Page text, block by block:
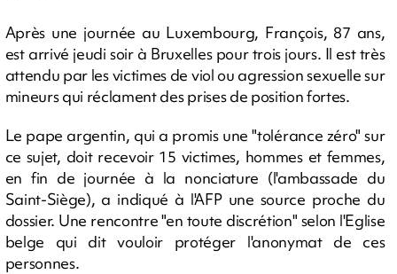
Après une journée au Luxembourg, François, 87 ans,
est arrivé jeudi soir à Bruxelles pour trois jours. Il est très
attendu par les victimes de viol ou agression sexuelle sur
mineurs qui réclament des prises de position fortes.
Le pape argentin, qui a promis une "tolérance zéro" sur
ce sujet, doit recevoir 15 victimes, hommes et femmes,
en fin de journée à la nonciature (l'ambassade du
Saint-Siège), a indiqué à l'AFP une source proche du
dossier. Une rencontre "en toute discrétion" selon l'Eglise
belge qui dit vouloir protéger l'anonymat de ces
personnes.